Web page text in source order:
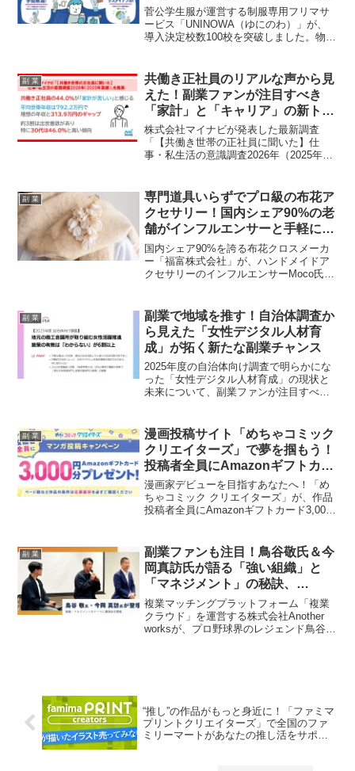
援！
菅公学生服が運営する制服専用フリマサ
ービス「UNINOWA（ゆにのわ）」が、
導入決定校数100校を突破しました。物価
スは、安心・安全なリユースを可能にし
ます。
副 業
共働き正社員のリアルな声から見
えた！副業ファンが注目すべき
「家計」と「キャリア」の新トレ
ンド
株式会社マイナビが発表した最新調査
「【共働き世帯の正社員に聞いた】仕
事・私生活の意識調査2026年（2025年実
業を「推し活」のように楽しむ皆さんに
とって、どんな新たなヒントをもたらす
のかを深掘りします！
副 業
専門道具いらずでプロ級の布花ア
クセサリー！国内シェア90%の老
舗がインフルエンサーと手軽に
「推し活」できるキットを発売
国内シェア90%を誇る布花クロスメーカ
ー「福富株式会社」が、ハンドメイドア
クセサリーのインフルエンサーMoco氏と
者キットが登場し、手軽に新しい「推し
活」を始めたい副業ファンにぴったりの
内容です。
副 業
副業で地域を推す！自治体調査か
ら見えた「女性デジタル人材育
成」が拓く新たな副業チャンス
2025年度の自治体向け調査で明らかにな
った「女性デジタル人材育成」の現状と
未来について、副業ファンが注目すべき
せん。
副 業
漫画投稿サイト「めちゃコミック
クリエイターズ」で夢を掴もう！
投稿者全員にAmazonギフトカー
ド3,000円分プレゼント！
漫画家デビューを目指すあなたへ！「め
ちゃコミック クリエイターズ」が、作品
投稿者全員にAmazonギフトカード3,000
開催中。あなたの情熱を作品に込めて、
多くの読者に届け、さらにデビューのチ
ャンスを掴む絶好の機会です！
副 業
副業ファンも注目！鳥谷敬氏＆今
岡真訪氏が語る「強い組織」と
「マネジメント」の秘訣、
Another worksイベントレポー
ト！
複業マッチングプラットフォーム「複業
クラウド」を運営する株式会社Another
worksが、プロ野球界のレジェンド鳥谷敬
の「推し活」にも役立つヒントが満載の
イベントレポートをお届けします！
“推し”の作品がもっと身近に！「ファミマ
プリントクリエイターズ」で全国のファ
ミリーマートがあなたの推し活をサポー